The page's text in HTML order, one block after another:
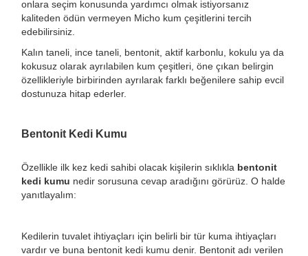
onlara seçim konusunda yardımcı olmak istiyorsanız
kaliteden ödün vermeyen Micho kum çeşitlerini tercih
edebilirsiniz.
Kalın taneli, ince taneli, bentonit, aktif karbonlu, kokulu ya da
kokusuz olarak ayrılabilen kum çeşitleri, öne çıkan belirgin
özellikleriyle birbirinden ayrılarak farklı beğenilere sahip evcil
dostunuza hitap ederler.
Bentonit Kedi Kumu
Özellikle ilk kez kedi sahibi olacak kişilerin sıklıkla bentonit
kedi kumu nedir sorusuna cevap aradığını görürüz. O halde
yanıtlayalım:
Kedilerin tuvalet ihtiyaçları için belirli bir tür kuma ihtiyaçları
vardır ve buna bentonit kedi kumu denir. Bentonit adı verilen